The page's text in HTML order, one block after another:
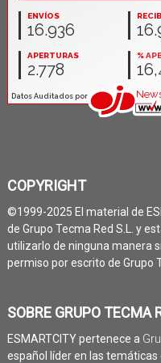
COPYRIGHT
©1999-2025 El material de
de Grupo Tecma Red S.L. y
utilizarlo de ninguna manera
permiso por escrito de Grupo
SOBRE GRUPO TECMA
ESMARTCITY pertenece a
español líder en las temáticas